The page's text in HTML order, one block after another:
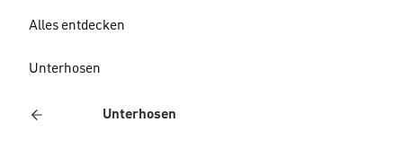
Alles entdecken
Unterhosen
Unterhosen